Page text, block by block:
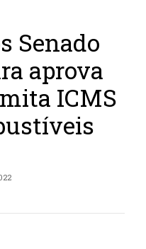
Senado
aprova
ICMS